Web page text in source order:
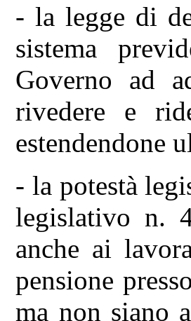
- la legge di
sistema
Governo ad
rivedere e
estendendone
- la potestà
legislativo n.
anche ai
pensione
ma non siano